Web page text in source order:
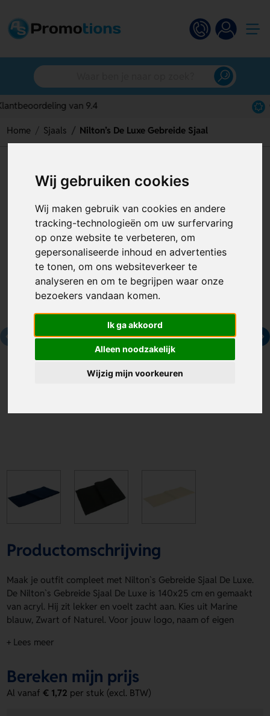
Wij gebruiken cookies
Wij maken gebruik van cookies en andere
tracking-technologieën om uw surfervaring
op onze website te verbeteren, om
gepersonaliseerde inhoud en advertenties
te tonen, om ons websiteverkeer te
analyseren en om te begrijpen waar onze
bezoekers vandaan komen.
Ik ga akkoord
Alleen noodzakelijk
Wijzig mijn voorkeuren
Gratis digitaal ontwerp
Home Sjaals Nilton’s De Luxe Gebreide Sjaal
Nilton’s De Luxe Gebreide Sjaal
Artikelnummer:
Productomschrijving
Maak je outfit compleet met Nilton`s Gebreide Sjaal De Luxe.
De Nilton`s Gebreide Sjaal De Luxe is 140x25 cm en gemaakt
van acryl. Hij zit lekker en voelt zacht aan. Kies uit Marine
blauw, Zwart of Naturel. Voor jouw logo, naam of eigen
je de sjaal helemaal van jou. Nilton`s Gebreide Sjaal De Luxe
Voordelen van de Nilton`s Gebreide
Sjaal De Luxe
+ Lees meer
Bereken mijn prijs
Al vanaf€ 1,72 per stuk (excl. BTW)